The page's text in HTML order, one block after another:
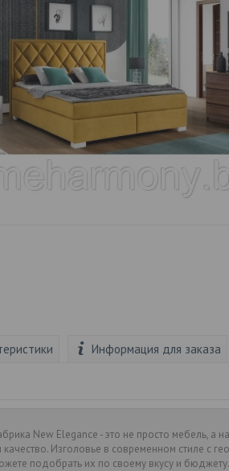
Информация для заказа
New Elegance - это не просто мебель, а
качество. Изголовье в современном стиле с
подобрать их по своему вкусу и бюджету.